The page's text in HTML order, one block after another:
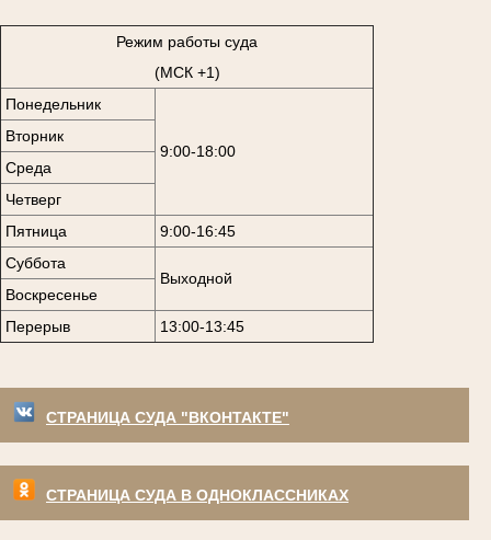
Режим работы суда
(МСК +1)
Понедельник
9:00-18:00
Вторник
Среда
Четверг
Пятница
9:00-16:45
Суббота
Выходной
Воскресенье
Перерыв
13:00-13:45
СТРАНИЦА СУДА "ВКОНТАКТЕ"
СТРАНИЦА СУДА В ОДНОКЛАССНИКАХ